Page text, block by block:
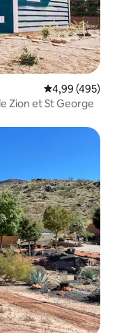
Évaluation
4,99 (495)
Zion et St George